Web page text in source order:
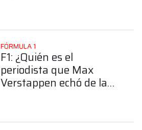
FÓRMULA 1
F1: ¿Quién es el
periodista que Max
Verstappen echó de la